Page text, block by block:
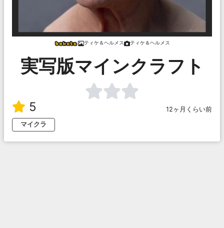
ティケ＆ヘルメス ティケ＆ヘルメス
実写版マインクラフト
5
12ヶ月くらい前
マイクラ